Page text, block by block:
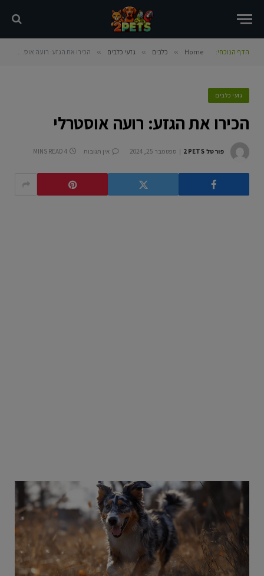
הדף הנוכחי: Home
» כלבים » גזעי כלבים » הכירו את הגזע: רועה אוסטרלי
גזעי כלבים
הכירו את הגזע: רועה אוסטרלי
פורטל 2PETS ספטמבר 25, 2024 אין תגובות 4 MINS READ